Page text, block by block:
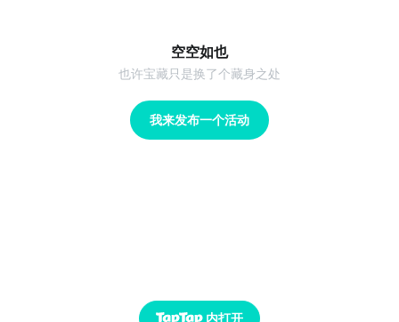
空空如也
也许宝藏只是换了个藏身之处
我来发布一个活动
内打开